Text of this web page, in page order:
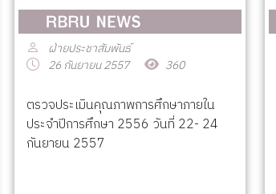
ฝ่ายประชาสัมพันธ์
26 กันยายน 2557
360
ตรวจประเมินคุณภาพการศึกษาภายใน
ประจำปีการศึกษา 2556 วันที่ 22- 24
กันยายน 2557